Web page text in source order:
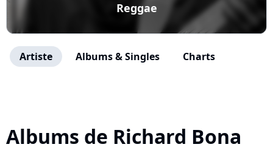
Reggae
Artiste Albums & Singles Charts
Albums de Richard Bona